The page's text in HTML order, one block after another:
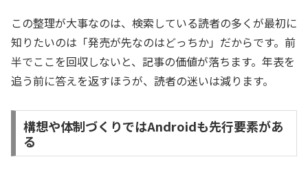
この整理が大事なのは、検索している読者の多くが最初に
知りたいのは「発売が先なのはどっちか」だからです。前
半でここを回収しないと、記事の価値が落ちます。年表を
追う前に答えを返すほうが、読者の迷いは減ります。
構想や体制づくりではAndroidも先行要素があ
る